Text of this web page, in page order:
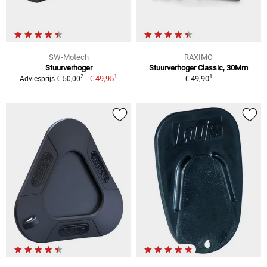
SW-Motech
Stuurverhoger
Adviesprijs € 50,002 € 49,951
RAXIMO
Stuurverhoger Classic, 30Mm
€ 49,901